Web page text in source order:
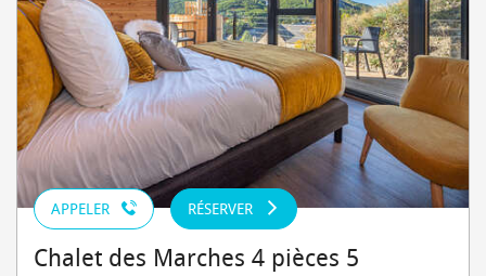
APPELER RÉSERVER
Chalet des Marches 4 pièces 5